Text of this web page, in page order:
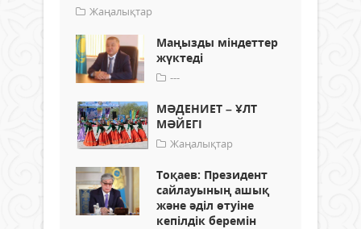
Жаңалықтар
Маңызды міндеттер
жүктеді
---
МӘДЕНИЕТ – ҰЛТ
МӘЙЕГІ
Жаңалықтар
Тоқаев: Президент
сайлауының ашық
және әділ өтуіне
кепілдік беремін